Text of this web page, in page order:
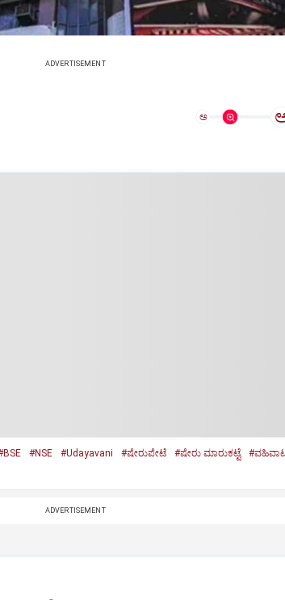
ADVERTISEMENT
ಅ
#NSE #Udayavani #ಷೇರುಪೇಟೆ #ಷೇರು ಮಾರುಕಟ್ಟೆ
ADVERTISEMENT